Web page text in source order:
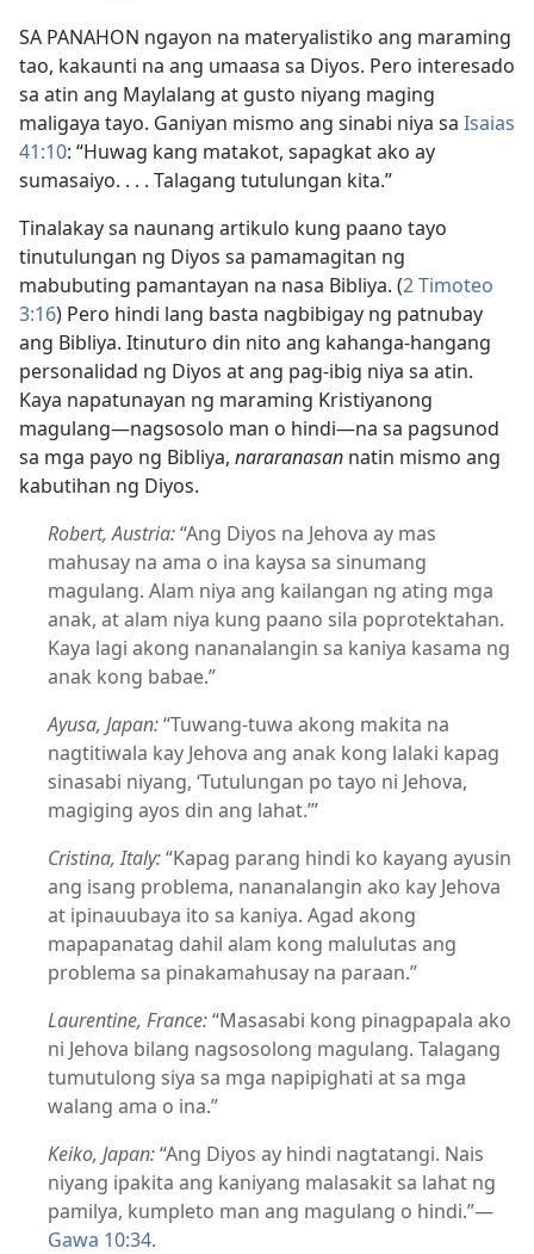
SA PANAHON ngayon na materyalistiko ang maraming
tao, kakaunti na ang umaasa sa Diyos. Pero interesado
sa atin ang Maylalang at gusto niyang maging
maligaya tayo. Ganiyan mismo ang sinabi niya sa Isaias
41:10: “Huwag kang matakot, sapagkat ako ay
sumasaiyo. . . . Talagang tutulungan kita.”
Tinalakay sa naunang artikulo kung paano tayo
tinutulungan ng Diyos sa pamamagitan ng
mabubuting pamantayan na nasa Bibliya. (2 Timoteo
3:16) Pero hindi lang basta nagbibigay ng patnubay
ang Bibliya. Itinuturo din nito ang kahanga-hangang
personalidad ng Diyos at ang pag-ibig niya sa atin.
Kaya napatunayan ng maraming Kristiyanong
magulang—nagsosolo man o hindi—na sa pagsunod
sa mga payo ng Bibliya, nararanasan natin mismo ang
kabutihan ng Diyos.
Robert, Austria:“Ang Diyos na Jehova ay mas
mahusay na ama o ina kaysa sa sinumang
magulang. Alam niya ang kailangan ng ating mga
anak, at alam niya kung paano sila poprotektahan.
Kaya lagi akong nananalangin sa kaniya kasama ng
anak kong babae.”
Ayusa, Japan:“Tuwang-tuwa akong makita na
nagtitiwala kay Jehova ang anak kong lalaki kapag
sinasabi niyang, ‘Tutulungan po tayo ni Jehova,
magiging ayos din ang lahat.’”
Cristina, Italy:“Kapag parang hindi ko kayang ayusin
ang isang problema, nananalangin ako kay Jehova
at ipinauubaya ito sa kaniya. Agad akong
mapapanatag dahil alam kong malulutas ang
problema sa pinakamahusay na paraan.”
Laurentine, France:“Masasabi kong pinagpapala ako
ni Jehova bilang nagsosolong magulang. Talagang
tumutulong siya sa mga napipighati at sa mga
walang ama o ina.”
Keiko, Japan:“Ang Diyos ay hindi nagtatangi. Nais
niyang ipakita ang kaniyang malasakit sa lahat ng
pamilya, kumpleto man ang magulang o hindi.”—
Gawa 10:34.